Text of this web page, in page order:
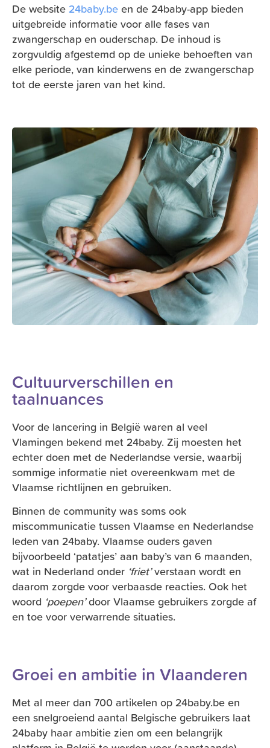
De website 24baby.been de 24baby-app bieden
uitgebreide informatie voor alle fases van
zwangerschap en ouderschap. De inhoud is
zorgvuldig afgestemd op de unieke behoeften van
elke periode, van kinderwens en de zwangerschap
tot de eerste jaren van het kind.
Cultuurverschillen en
taalnuances
Voor de lancering in België waren al veel
Vlamingen bekend met 24baby. Zij moesten het
echter doen met de Nederlandse versie, waarbij
sommige informatie niet overeenkwam met de
Vlaamse richtlijnen en gebruiken.
Binnen de community was soms ook
miscommunicatie tussen Vlaamse en Nederlandse
leden van 24baby. Vlaamse ouders gaven
bijvoorbeeld ‘patatjes’ aan baby’s van 6 maanden,
wat in Nederland onder ‘friet’verstaan wordt en
daarom zorgde voor verbaasde reacties. Ook het
woord ‘poepen’door Vlaamse gebruikers zorgde af
en toe voor verwarrende situaties.
Groei en ambitie in Vlaanderen
Met al meer dan 700 artikelen op 24baby.be en
een snelgroeiend aantal Belgische gebruikers laat
24baby haar ambitie zien om een belangrijk